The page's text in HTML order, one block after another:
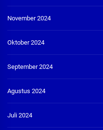
November 2024
Oktober 2024
September 2024
Agustus 2024
Juli 2024